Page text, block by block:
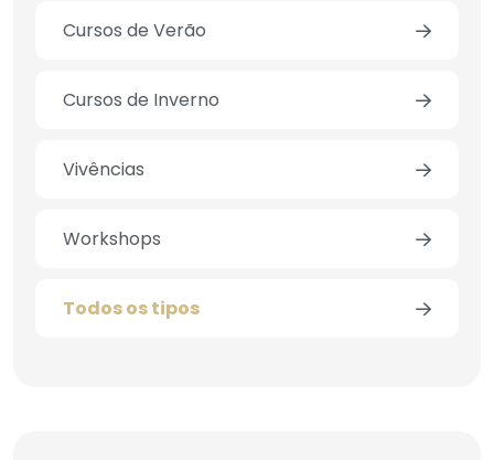
Cursos de Verão
Cursos de Inverno
Vivências
Workshops
Todos os tipos